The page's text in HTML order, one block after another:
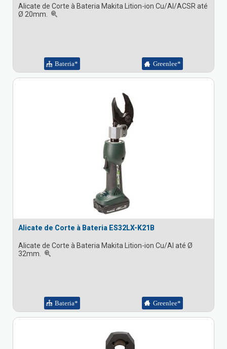
Alicate de Corte à Bateria Makita Lition-ion Cu/Al/ACSR até
Ø 20mm.
Bateria* Greenlee*
Alicate de Corte à Bateria ES32LX-K21B
Alicate de Corte à Bateria Makita Lition-ion Cu/Al até Ø
32mm.
Bateria* Greenlee*